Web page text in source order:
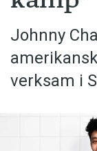
Johnny
verksam i